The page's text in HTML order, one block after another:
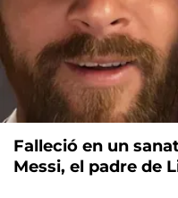
Falleció en un
Messi, el padre de